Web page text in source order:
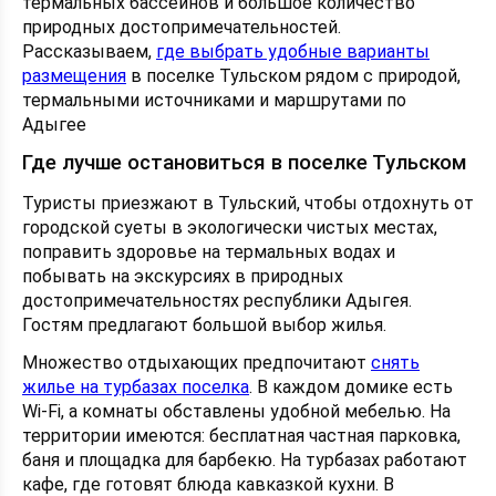
природных достопримечательностей.
Рассказываем, где выбрать удобные варианты
размещения в поселке Тульском рядом с природой,
термальными источниками и маршрутами по
Адыгее
Где лучше остановиться в поселке Тульском
Туристы приезжают в Тульский, чтобы отдохнуть от
городской суеты в экологически чистых местах,
поправить здоровье на термальных водах и
побывать на экскурсиях в природных
достопримечательностях республики Адыгея.
Гостям предлагают большой выбор жилья.
Множество отдыхающих предпочитают снять
жилье на турбазах поселка. В каждом домике есть
Wi-Fi, а комнаты обставлены удобной мебелью. На
территории имеются: бесплатная частная парковка,
баня и площадка для барбекю. На турбазах работают
кафе, где готовят блюда кавказкой кухни. В